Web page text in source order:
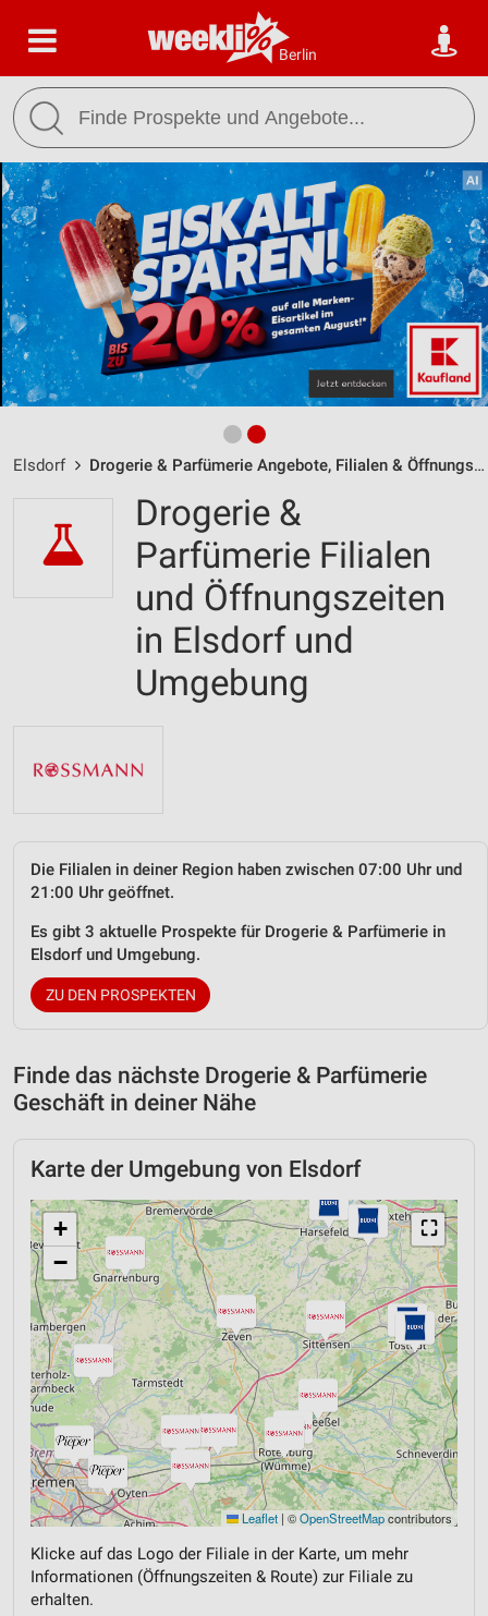
Berlin
Elsdorf Drogerie & Parfümerie Angebote, Filialen & Öffnungszeiten
Drogerie &
Parfümerie Filialen
und Öffnungszeiten
in Elsdorf und
Umgebung
Die Filialen in deiner Region haben zwischen 07:00 Uhr und
21:00 Uhr geöffnet.
Es gibt 3 aktuelle Prospekte für Drogerie & Parfümerie in
Elsdorf und Umgebung.
ZU DEN PROSPEKTEN
Finde das nächste Drogerie & Parfümerie
Geschäft in deiner Nähe
Karte der Umgebung von Elsdorf
⛶
+
−
Leaflet | ©OpenStreetMapcontributors
Klicke auf das Logo der Filiale in der Karte, um mehr
Informationen (Öffnungszeiten & Route) zur Filiale zu
erhalten.